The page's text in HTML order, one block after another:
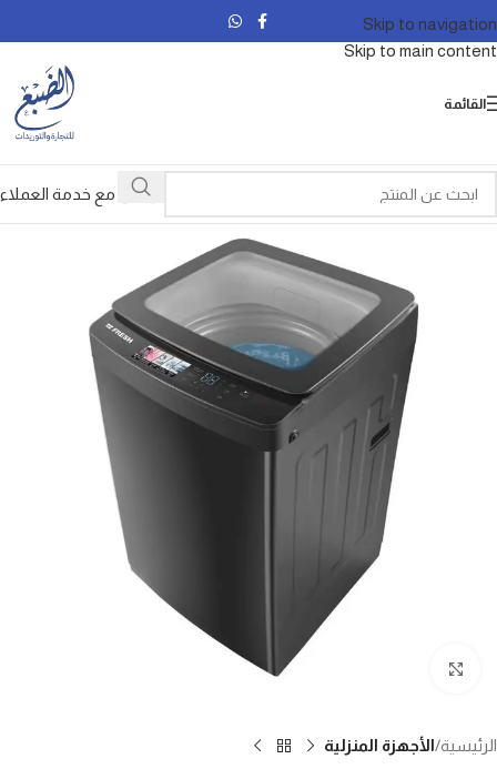
Skip to navigation
Skip to main content
القائمة
تواصل مع خدمة العملاء
الرئيسية الأجهزة المنزلية